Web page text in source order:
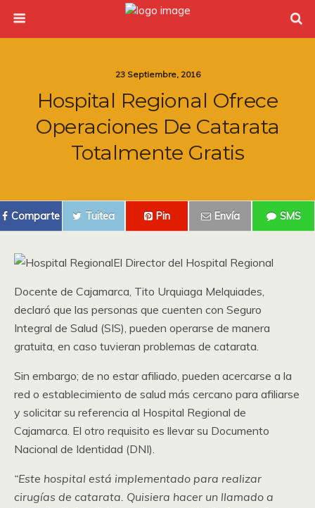
23 Septiembre, 2016
Hospital Regional Ofrece
Operaciones De Catarata
Totalmente Gratis
Comparte Tuitea Pin Envía SMS
El Director del Hospital Regional
Docente de Cajamarca, Tito Urquiaga Melquiades,
declaró que las personas que cuenten con Seguro
Integral de Salud (SIS), pueden operarse de manera
gratuita, en caso tuvieran problemas de catarata.
Sin embargo; de no estar afiliado, pueden acercarse a la
red o establecimiento de salud más cercano para afiliarse
y solicitar su referencia al Hospital Regional de
Cajamarca. El otro requisito es llevar su Documento
Nacional de Identidad (DNI).
“Este hospital está implementado para realizar
cirugías de catarata. Quisiera hacer un llamado a